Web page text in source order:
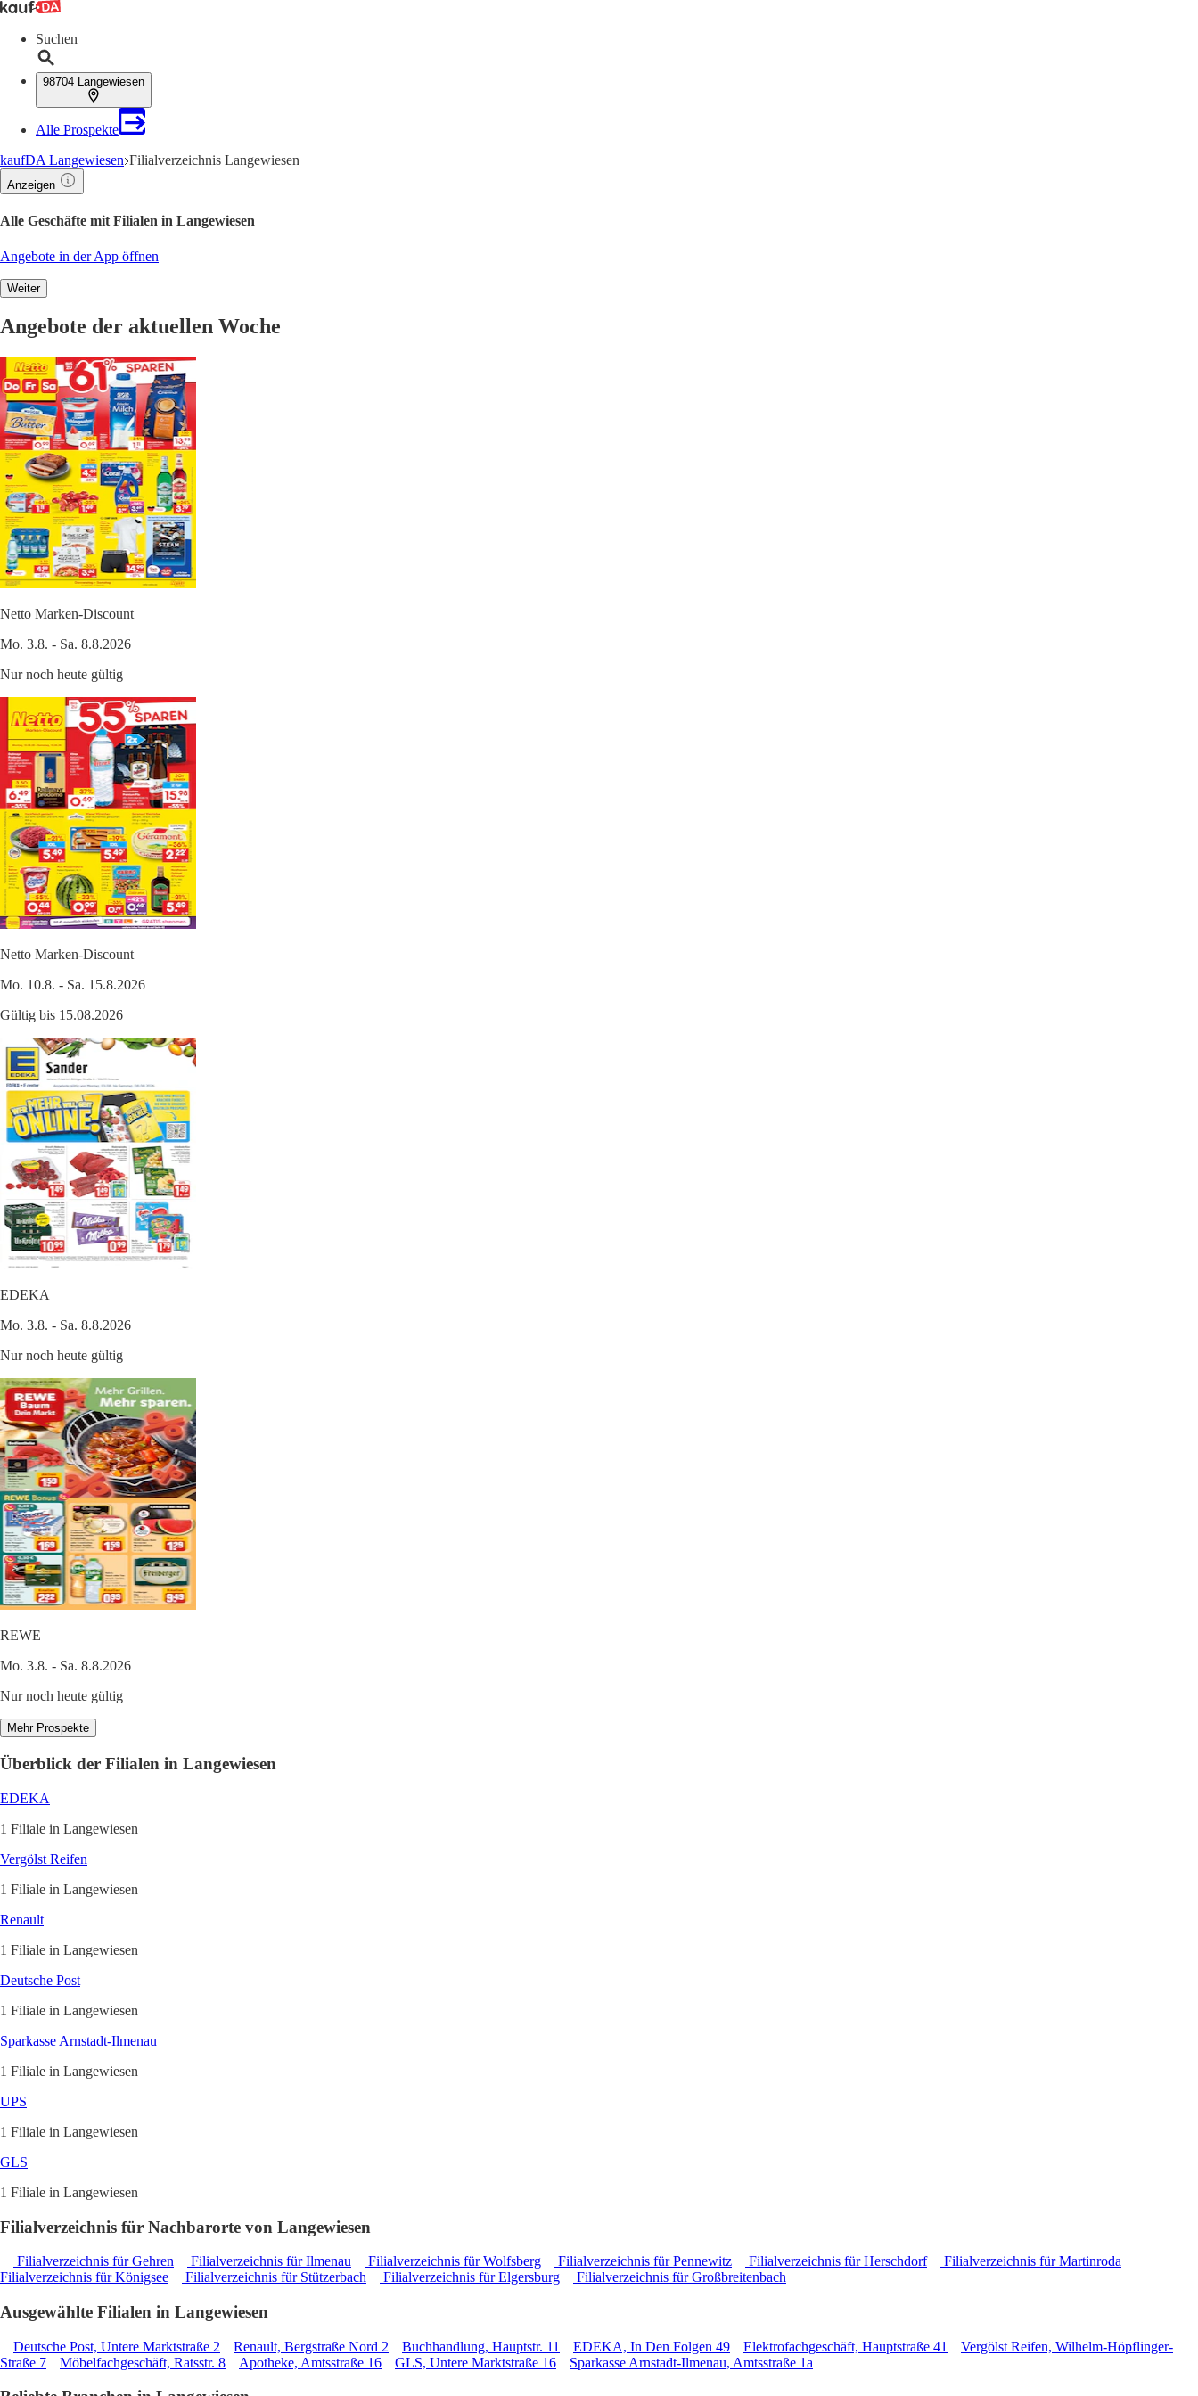
Suchen
98704 Langewiesen
Alle Prospekte
kaufDA Langewiesen Filialverzeichnis Langewiesen
Anzeigen
Alle Geschäfte mit Filialen in Langewiesen
Angebote in der App öffnen
Weiter
Angebote der aktuellen Woche
Netto Marken-Discount
Mo. 3.8. - Sa. 8.8.2026
Nur noch heute gültig
Netto Marken-Discount
Mo. 10.8. - Sa. 15.8.2026
Gültig bis 15.08.2026
EDEKA
Mo. 3.8. - Sa. 8.8.2026
Nur noch heute gültig
REWE
Mo. 3.8. - Sa. 8.8.2026
Nur noch heute gültig
Mehr Prospekte
Überblick der Filialen in Langewiesen
EDEKA
1 Filiale in Langewiesen
Vergölst Reifen
1 Filiale in Langewiesen
Renault
1 Filiale in Langewiesen
Deutsche Post
1 Filiale in Langewiesen
Sparkasse Arnstadt-Ilmenau
1 Filiale in Langewiesen
UPS
1 Filiale in Langewiesen
GLS
1 Filiale in Langewiesen
Filialverzeichnis für Nachbarorte von Langewiesen
Filialverzeichnis für Gehren Filialverzeichnis für Ilmenau Filialverzeichnis für Wolfsberg Filialverzeichnis für Pennewitz Filialverzeichnis für Herschdorf
Filialverzeichnis für Martinroda
Filialverzeichnis für Königsee
Filialverzeichnis für Stützerbach Filialverzeichnis für Elgersburg Filialverzeichnis für Großbreitenbach
Ausgewählte Filialen in Langewiesen
Deutsche Post, Untere Marktstraße 2 Renault, Bergstraße Nord 2 Buchhandlung, Hauptstr. 11 EDEKA, In Den Folgen 49 Elektrofachgeschäft, Hauptstraße 41
Vergölst Reifen, Wilhelm-Höpflinger-
Straße 7
Möbelfachgeschäft, Ratsstr. 8 Apotheke, Amtsstraße 16 GLS, Untere Marktstraße 16 Sparkasse Arnstadt-Ilmenau, Amtsstraße 1a